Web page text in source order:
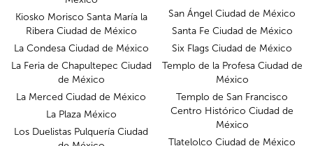
Kiosko Morisco Santa María la
Ribera Ciudad de México
La Condesa Ciudad de México
La Feria de Chapultepec Ciudad
de México
La Merced Ciudad de México
La Plaza México
Los Duelistas Pulquería Ciudad
San Ángel Ciudad de México
Santa Fe Ciudad de México
Six Flags Ciudad de México
Templo de la Profesa Ciudad de
México
Templo de San Francisco
Centro Histórico Ciudad de
México
Tlatelolco Ciudad de México